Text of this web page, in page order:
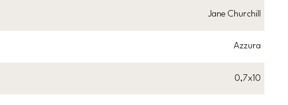
Jane Churchill
Azzura
0,7x10